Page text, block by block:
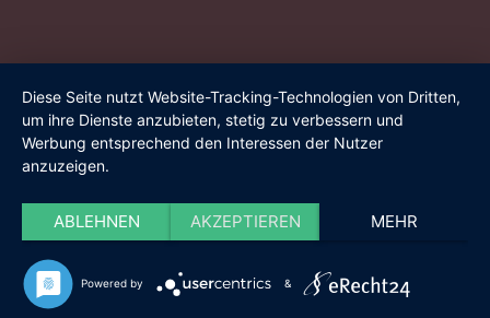
Diese Seite nutzt Website-Tracking-Technologien von Dritten,
um ihre Dienste anzubieten, stetig zu verbessern und
Werbung entsprechend den Interessen der Nutzer
anzuzeigen.
ABLEHNEN AKZEPTIEREN MEHR
Powered by &